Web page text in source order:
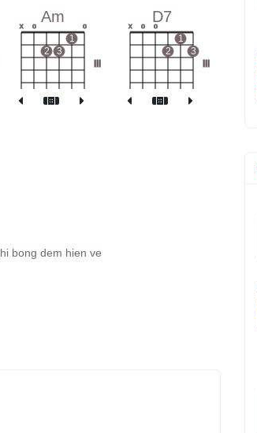
Am
x o
2 3
1
o
D7
x o o
2
1
3
bong dem hien ve